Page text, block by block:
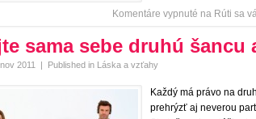
Komentáre vypnuté na Rúti sa
sama sebe druhú šancu
2011 | Published in Láska a vzťahy
Každý má právo na
prehrýzť aj neverou